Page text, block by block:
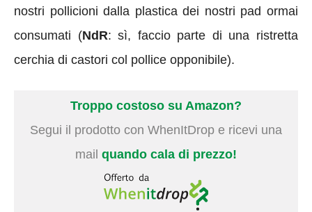
nostri pollicioni dalla plastica dei nostri pad ormai
consumati (NdR: sì, faccio parte di una ristretta
cerchia di castori col pollice opponibile).
Troppo costoso su Amazon?
Segui il prodotto con WhenItDrop e ricevi una
mail quando cala di prezzo!